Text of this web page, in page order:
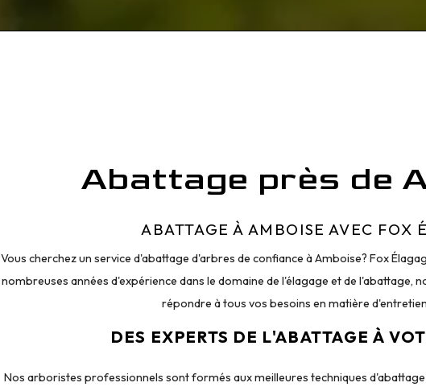
Abattage près de
ABATTAGE À AMBOISE AVEC FOX
Vous cherchez un service d'abattage d'arbres de confiance à Amboise? Fox
nombreuses années d'expérience dans le domaine de l'élagage et de l'abattage,
répondre à tous vos besoins en matière
DES EXPERTS DE L'ABATTAGE À
Nos arboristes professionnels sont formés aux meilleures techniques